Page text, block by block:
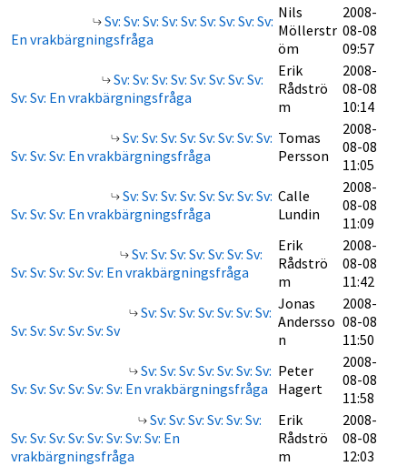
Sv: Sv: Sv: Sv: Sv: Sv: Sv: Sv: Sv:
En vrakbärgningsfråga
Nils
Möllerstr
öm
2008-
08-08
09:57
Sv: Sv: Sv: Sv: Sv: Sv: Sv: Sv:
Sv: Sv: En vrakbärgningsfråga
Erik
Rådströ
m
2008-
08-08
10:14
Sv: Sv: Sv: Sv: Sv: Sv: Sv: Sv:
Sv: Sv: Sv: En vrakbärgningsfråga
Tomas
Persson
2008-
08-08
11:05
Sv: Sv: Sv: Sv: Sv: Sv: Sv: Sv:
Sv: Sv: Sv: En vrakbärgningsfråga
Calle
Lundin
2008-
08-08
11:09
Sv: Sv: Sv: Sv: Sv: Sv: Sv:
Sv: Sv: Sv: Sv: Sv: En vrakbärgningsfråga
Erik
Rådströ
m
2008-
08-08
11:42
Sv: Sv: Sv: Sv: Sv: Sv: Sv:
Sv: Sv: Sv: Sv: Sv: Sv
Jonas
Andersso
n
2008-
08-08
11:50
Sv: Sv: Sv: Sv: Sv: Sv: Sv:
Sv: Sv: Sv: Sv: Sv: Sv: En vrakbärgningsfråga
Peter
Hagert
2008-
08-08
11:58
Sv: Sv: Sv: Sv: Sv: Sv:
Sv: Sv: Sv: Sv: Sv: Sv: Sv: Sv: En
vrakbärgningsfråga
Erik
Rådströ
m
2008-
08-08
12:03